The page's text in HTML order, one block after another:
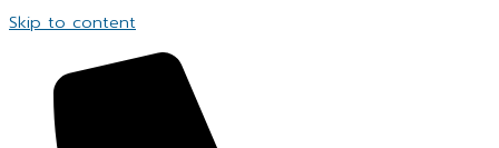
Skip to content